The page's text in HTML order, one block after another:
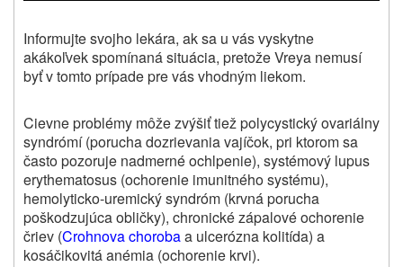
Informujte svojho lekára, ak sa u vás vyskytne
akákoľvek spomínaná situácia, pretože Vreya nemusí
byť v tomto prípade pre vás vhodným liekom.
Cievne problémy môže zvýšiť tiež polycystický ovariálny
syndrómí (porucha dozrievania vajíčok, pri ktorom sa
často pozoruje nadmerné ochlpenie), systémový lupus
erythematosus (ochorenie imunitného systému),
hemolyticko-uremický syndróm (krvná porucha
poškodzujúca obličky), chronické zápalové ochorenie
čriev (Crohnova chorobaa ulcerózna kolitída) a
kosáčikovitá anémia (ochorenie krvi).